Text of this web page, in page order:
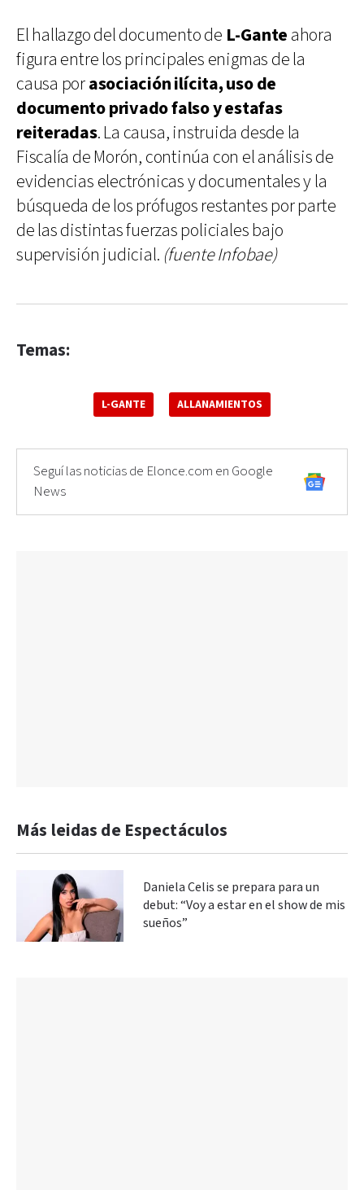
El hallazgo del documento de L-Gante ahora
figura entre los principales enigmas de la
causa porasociación ilícita, uso de
documento privado falso y estafas
reiteradas. La causa, instruida desde la
Fiscalía de Morón, continúa con el análisis de
evidencias electrónicas y documentales y la
búsqueda de los prófugos restantes por parte
de las distintas fuerzas policiales bajo
supervisión judicial. (fuente Infobae)
Temas:
L-GANTE ALLANAMIENTOS
Seguí las noticias de Elonce.com en Google
News
Más leidas de Espectáculos
Daniela Celis se prepara para un
debut: “Voy a estar en el show de mis
sueños”